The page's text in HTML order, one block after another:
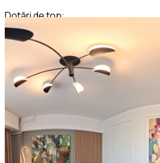
Dotări de top:
- bucătărie complet echipată cu
plită, cuptor electric, hotă și frigider
- mașină de spălat rufe de ultimă
- aer condiționat eficient și silențios
- TV LED mare în zona de living
- baie modernă cu duș walk-in,
ambientală
Totul este nou, gata pentru a oferi
Apartamentul se oferă spre
utilat, exact ca în prezentare.